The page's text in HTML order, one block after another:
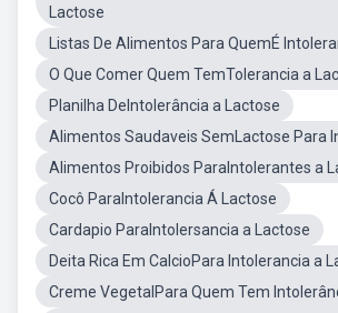
Lactose
Listas De Alimentos Para QuemÉ
O Que Comer Quem TemTolerancia a
Planilha DeIntolerância a Lactose
Alimentos Saudaveis SemLactose Para
Alimentos Proibidos ParaIntolerantes a
Cocô ParaIntolerancia Á Lactose
Cardapio ParaIntolersancia a Lactose
Deita Rica Em CalcioPara Intolerancia a
Creme VegetalPara Quem Tem